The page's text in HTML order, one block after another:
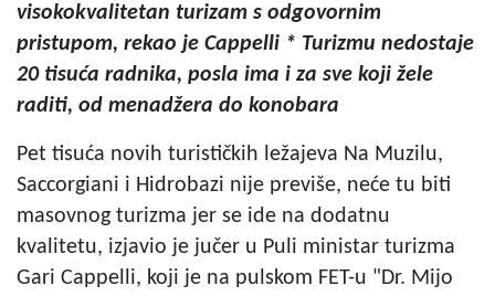
visokokvalitetan turizam s odgovornim
pristupom, rekao je Cappelli * Turizmu nedostaje
20 tisuća radnika, posla ima i za sve koji žele
raditi, od menadžera do konobara
Pet tisuća novih turističkih ležajeva Na Muzilu,
Saccorgiani i Hidrobazi nije previše, neće tu biti
masovnog turizma jer se ide na dodatnu
kvalitetu, izjavio je jučer u Puli ministar turizma
Gari Cappelli, koji je na pulskom FET-u "Dr. Mijo